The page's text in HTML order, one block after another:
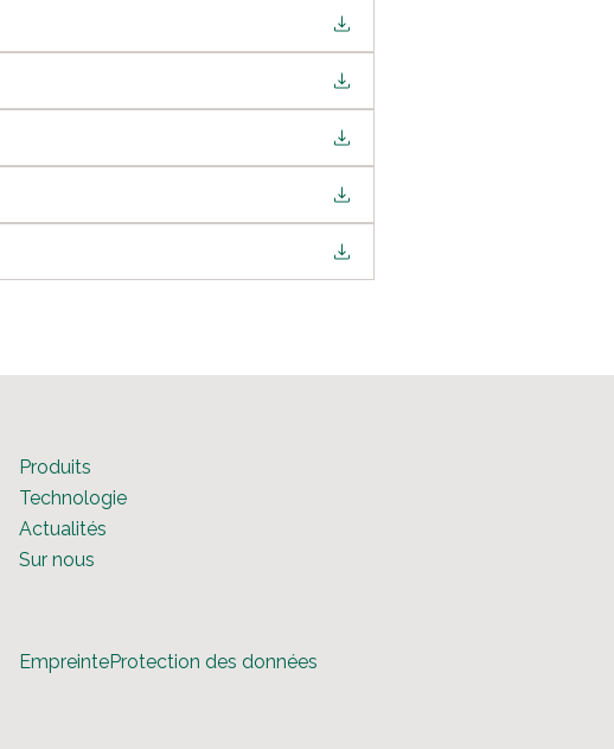
Produits
Technologie
Actualités
Sur nous
EmpreinteProtection des données